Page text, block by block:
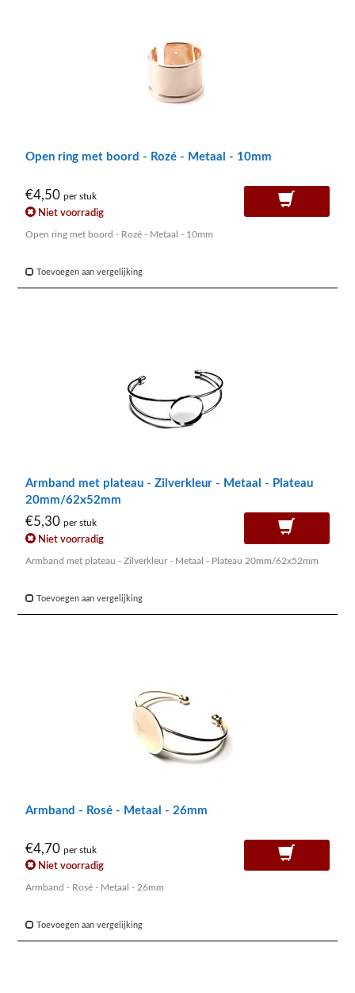
Open ring met boord - Rozé - Metaal - 10mm
€4,50 per stuk
Niet voorradig
Open ring met boord - Rozé - Metaal - 10mm
Toevoegen aan vergelijking
Armband met plateau - Zilverkleur - Metaal - Plateau
20mm/62x52mm
€5,30 per stuk
Niet voorradig
Armband met plateau - Zilverkleur - Metaal - Plateau 20mm/62x52mm
Toevoegen aan vergelijking
Armband - Rosé - Metaal - 26mm
€4,70 per stuk
Niet voorradig
Armband - Rosé - Metaal - 26mm
Toevoegen aan vergelijking